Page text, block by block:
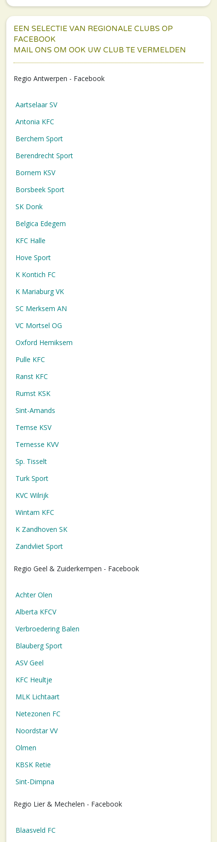
EEN SELECTIE VAN REGIONALE CLUBS OP
FACEBOOK
MAIL ONS OM OOK UW CLUB TE VERMELDEN
Regio Antwerpen - Facebook
Aartselaar SV
Antonia KFC
Berchem Sport
Berendrecht Sport
Bornem KSV
Borsbeek Sport
SK Donk
Belgica Edegem
KFC Halle
Hove Sport
K Kontich FC
K Mariaburg VK
SC Merksem AN
VC Mortsel OG
Oxford Hemiksem
Pulle KFC
Ranst KFC
Rumst KSK
Sint-Amands
Temse KSV
Ternesse KVV
Sp. Tisselt
Turk Sport
KVC Wilrijk
Wintam KFC
K Zandhoven SK
Zandvliet Sport
Regio Geel & Zuiderkempen - Facebook
Achter Olen
Alberta KFCV
Verbroedering Balen
Blauberg Sport
ASV Geel
KFC Heultje
MLK Lichtaart
Netezonen FC
Noordstar VV
Olmen
KBSK Retie
Sint-Dimpna
Regio Lier & Mechelen - Facebook
Blaasveld FC